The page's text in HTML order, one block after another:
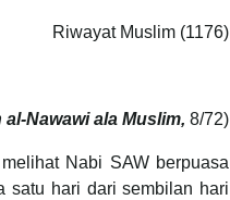
Riwayat Muslim (1176)
al-Nawawi ala Muslim, 8/72)
Nabi SAW berpuasa
satu hari dari sembilan hari